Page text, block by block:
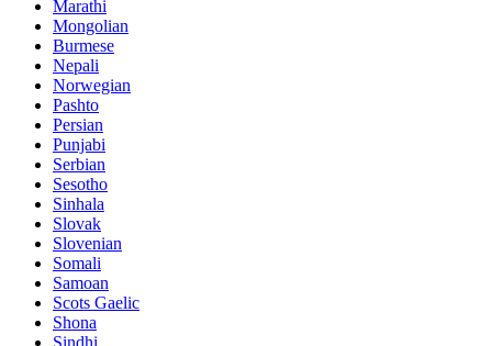
Marathi
Mongolian
Burmese
Nepali
Norwegian
Pashto
Persian
Punjabi
Serbian
Sesotho
Sinhala
Slovak
Slovenian
Somali
Samoan
Scots Gaelic
Shona
Sindhi